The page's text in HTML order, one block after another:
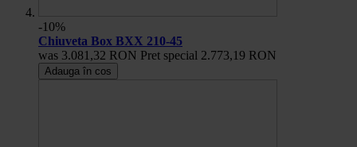
-10%
Chiuveta Box BXX 210-45
was 3.081,32 RON Pret special 2.773,19 RON
Adauga în cos